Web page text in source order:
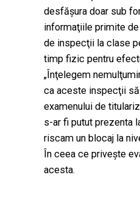
desfăşura doar sub
informaţiile primite
de inspecţii la clase
timp fizic pentru
„Înţelegem
ca aceste inspecţii
examenului de
s-ar fi putut prezenta
riscam un blocaj la
În ceea ce priveşte
acesta.